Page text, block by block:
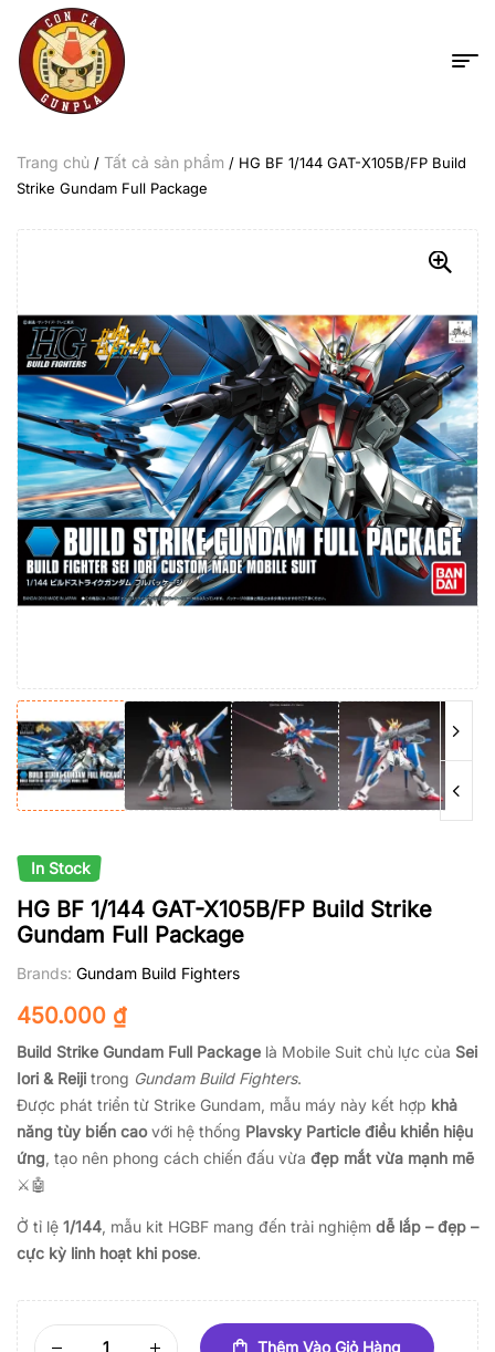
Trang chủ / Tất cả sản phẩm / HG BF 1/144 GAT-X105B/FP Build
Strike Gundam Full Package
In Stock
HG BF 1/144 GAT-X105B/FP Build Strike
Gundam Full Package
Brands: Gundam Build Fighters
450.000 ₫
Build Strike Gundam Full Package là Mobile Suit chủ lực của Sei
Iori & Reiji trong Gundam Build Fighters.
Được phát triển từ Strike Gundam, mẫu máy này kết hợp khả
năng tùy biến caovới hệ thống Plavsky Particle điều khiển hiệu
ứng, tạo nên phong cách chiến đấu vừa đẹp mắt vừa mạnh mẽ
⚔️🤖
Ở tỉ lệ 1/144, mẫu kit HGBF mang đến trải nghiệm dễ lắp – đẹp –
cực kỳ linh hoạt khi pose.
Thêm Vào Giỏ Hàng